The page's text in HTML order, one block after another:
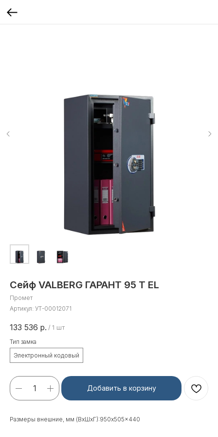
Сейф VALBERG ГАРАНТ 95 T EL
Промет
Артикул: УТ-00012071
133 536 р. / 1 шт
Тип замка
Электронный кодовый
Добавить в корзину
Размеры внешние, мм (ВхШхГ):950x505x440